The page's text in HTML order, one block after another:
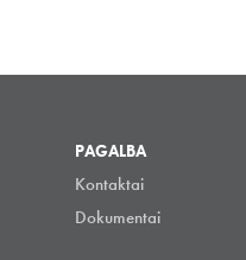
PAGALBA
Kontaktai
Dokumentai